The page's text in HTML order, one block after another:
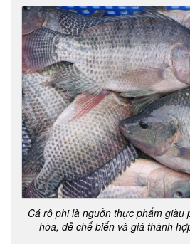
Cá rô phi là nguồn thực phẩm giàu
hòa, dễ chế biến và giá thành